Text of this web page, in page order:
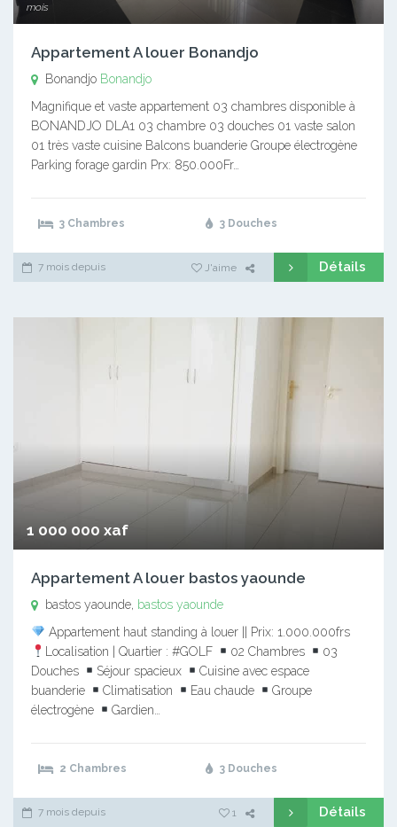
mois
Appartement A louer Bonandjo
Bonandjo Bonandjo
Magnifique et vaste appartement 03 chambres disponible à
BONANDJO DLA1 03 chambre 03 douches 01 vaste salon
01 très vaste cuisine Balcons buanderie Groupe électrogène
Parking forage gardin Prx: 850.000Fr…
3 Chambres 3 Douches
7 mois depuis J'aime Détails
1 000 000 xaf
Appartement A louer bastos yaounde
bastos yaounde, bastos yaounde
Appartement haut standing à louer || Prix: 1.000.000frs
Localisation | Quartier : #GOLF
02 Chambres
03
Douches
Séjour spacieux
Cuisine avec espace
buanderie
Climatisation Eau chaude
Groupe
électrogène
Gardien…
2 Chambres 3 Douches
7 mois depuis 1 Détails